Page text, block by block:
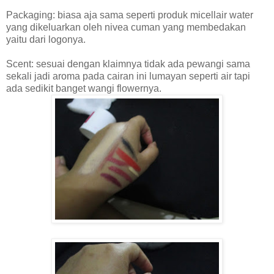
Packaging: biasa aja sama seperti produk micellair water
yang dikeluarkan oleh nivea cuman yang membedakan
yaitu dari logonya.
Scent: sesuai dengan klaimnya tidak ada pewangi sama
sekali jadi aroma pada cairan ini lumayan seperti air tapi
ada sedikit banget wangi flowernya.